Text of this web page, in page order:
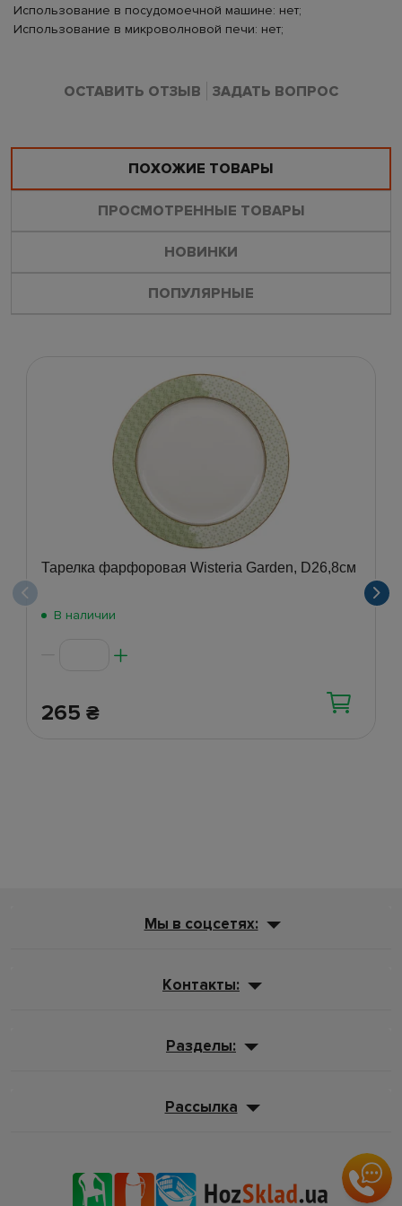
Использование в посудомоечной машине: нет;
Использование в микроволновой печи: нет;
ОСТАВИТЬ ОТЗЫВ ЗАДАТЬ ВОПРОС
ПОХОЖИЕ ТОВАРЫ
ПРОСМОТРЕННЫЕ ТОВАРЫ
НОВИНКИ
ПОПУЛЯРНЫЕ
Тарелка фарфоровая Wisteria Garden, D26,8см
В наличии
265 ₴
Мы в соцсетях:
Контакты:
Разделы:
Рассылка